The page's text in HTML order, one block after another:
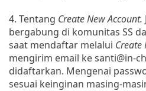
4. Tentang Create New Account.
bergabung di komunitas SS
saat mendaftar melalui Create
mengirim email ke santi@in-
didaftarkan. Mengenai
sesuai keinginan masing-